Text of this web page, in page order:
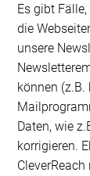
Es gibt
die
unsere
können
Daten, wie
korrigieren.